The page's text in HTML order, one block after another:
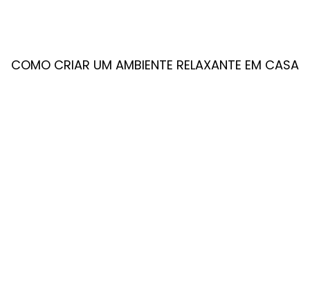
COMO CRIAR UM AMBIENTE RELAXANTE EM CASA